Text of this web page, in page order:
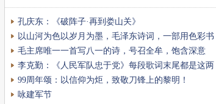
河新天的长卷铺展，悉数揉进赤橙
黄绿的交响里，化作诗行间永恒流
转的光影色韵，晕染出中国革命的
壮
孔庆东：《破阵子·再到娄山关》
以山河为色以岁月为墨，毛泽东诗词，一部用色彩书
写的史诗
毛主席唯一一首写八一的诗，号召全牟，饱含深意
李克勤：《人民军队忠于党》每段歌词末尾都是这两
句
99周年颂：以信仰为炬，致敬刀锋上的黎明！
咏建军节